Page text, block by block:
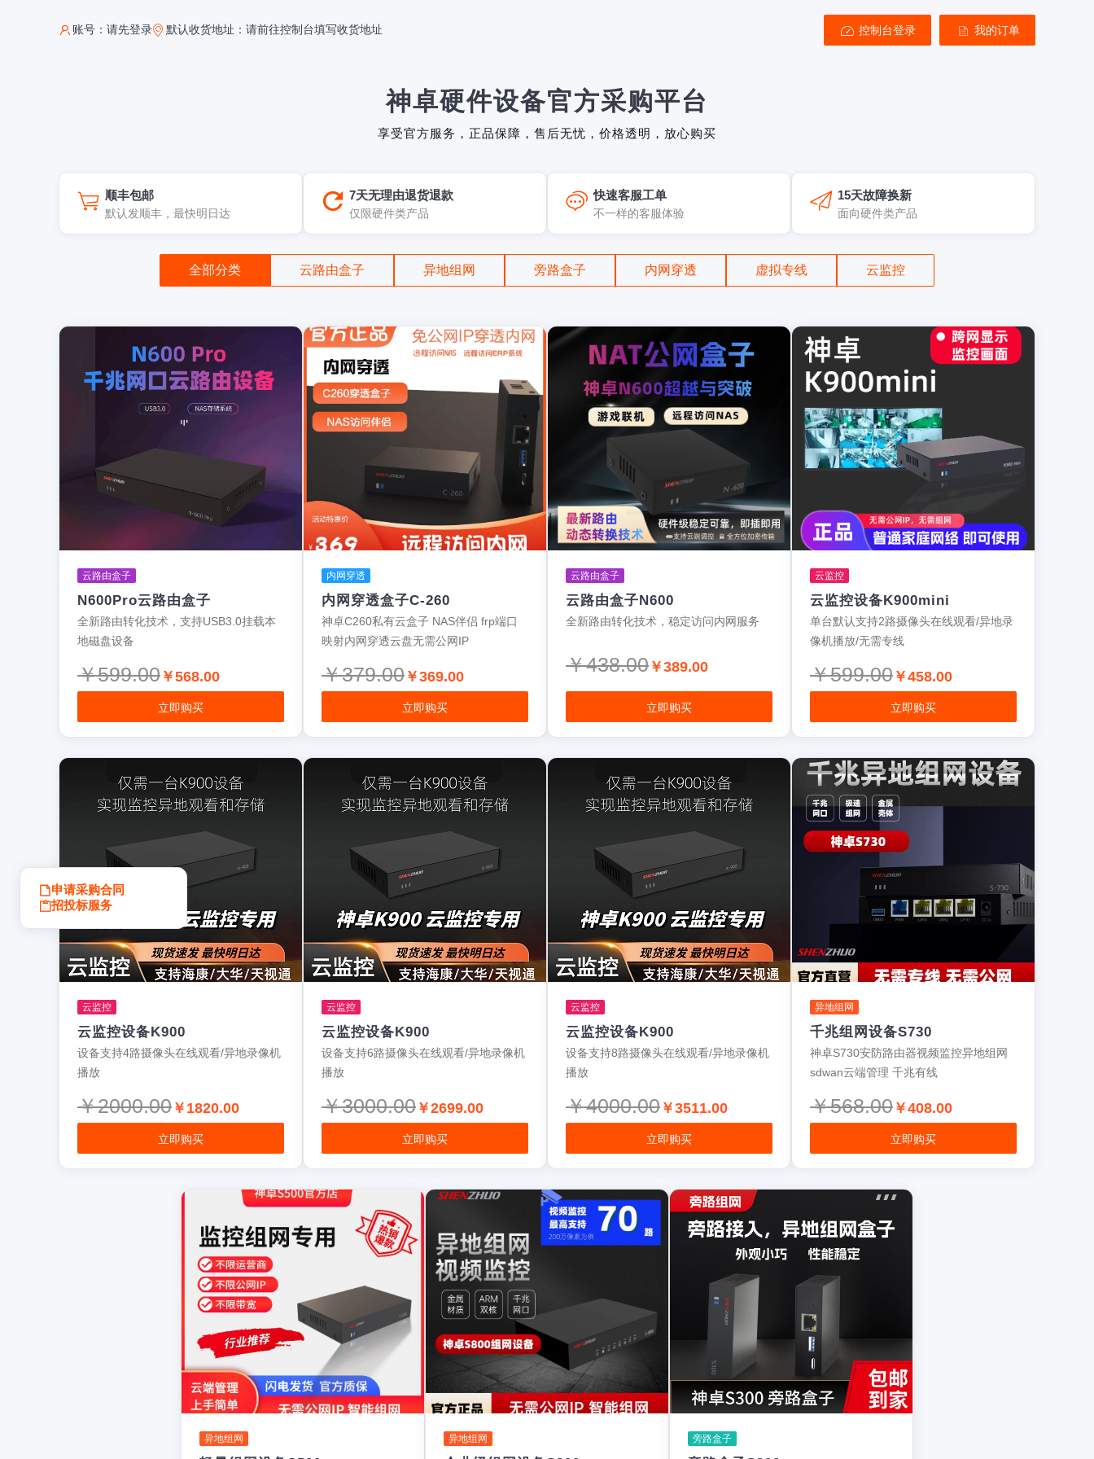
账号： 请先登录 默认收货地址： 请前往控制台填写收货地址 控制台登录 我的订单
神卓硬件设备官方采购平台
享受官方服务，正品保障，售后无忧，价格透明，放心购买
顺丰包邮
默认发顺丰，最快明日达
7天无理由退货退款
仅限硬件类产品
快速客服工单
不一样的客服体验
15天故障换新
面向硬件类产品
全部分类 云路由盒子 异地组网 旁路盒子 内网穿透 虚拟专线 云监控
云路由盒子
N600Pro云路由盒子
全新路由转化技术，支持USB3.0挂载本
地磁盘设备
￥599.00 ￥568.00
立即购买
内网穿透
内网穿透盒子C-260
神卓C260私有云盒子 NAS伴侣 frp端口
映射内网穿透云盘无需公网IP
￥379.00 ￥369.00
立即购买
云路由盒子
云路由盒子N600
全新路由转化技术，稳定访问内网服务
￥438.00 ￥389.00
立即购买
云监控
云监控设备K900mini
单台默认支持2路摄像头在线观看/异地录
像机播放/无需专线
￥599.00 ￥458.00
立即购买
云监控
云监控设备K900
设备支持4路摄像头在线观看/异地录像机
播放
￥2000.00 ￥1820.00
立即购买
云监控
云监控设备K900
设备支持6路摄像头在线观看/异地录像机
播放
￥3000.00 ￥2699.00
立即购买
云监控
云监控设备K900
设备支持8路摄像头在线观看/异地录像机
播放
￥4000.00 ￥3511.00
立即购买
异地组网
千兆组网设备S730
神卓S730安防路由器视频监控异地组网
sdwan云端管理 千兆有线
￥568.00 ￥408.00
立即购买
异地组网 异地组网 旁路盒子
申请采购合同
招投标服务